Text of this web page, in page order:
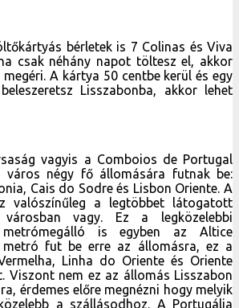
bérletek is 7 Colinas és Viva
csak néhány napot töltesz el, akkor
A kártya 50 centbe kerül és egy
Lisszabonba, akkor lehet
vagyis a Comboios de Portugal
város négy fő állomására futnak be:
Cais do Sodre és Lisbon Oriente. A
valószínűleg a legtöbbet látogatott
vagy. Ez a legközelebbi
is egyben az Altice
fut be erre az állomásra, ez a
Linha do Oriente és Oriente
Viszont nem ez az állomás Lisszabon
érdemes előre megnézni hogy melyik
a szállásodhoz. A Portugália